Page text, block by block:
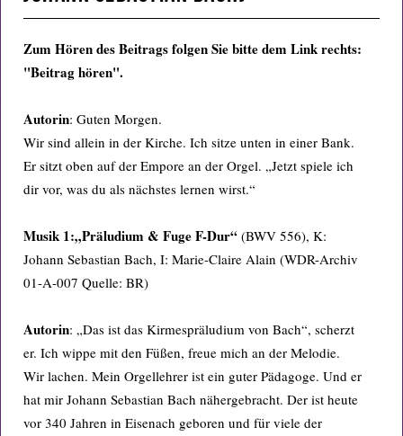
Zum Hören des Beitrags folgen Sie bitte dem Link rechts:
"Beitrag hören".
Autorin: Guten Morgen.
Wir sind allein in der Kirche. Ich sitze unten in einer Bank.
Er sitzt oben auf der Empore an der Orgel. „Jetzt spiele ich
dir vor, was du als nächstes lernen wirst.“
Musik 1:„Präludium & Fuge F-Dur“ (BWV 556), K:
Johann Sebastian Bach, I: Marie-Claire Alain (WDR-Archiv
01-A-007 Quelle: BR)
Autorin: „Das ist das Kirmespräludium von Bach“, scherzt
er. Ich wippe mit den Füßen, freue mich an der Melodie.
Wir lachen. Mein Orgellehrer ist ein guter Pädagoge. Und er
hat mir Johann Sebastian Bach nähergebracht. Der ist heute
vor 340 Jahren in Eisenach geboren und für viele der